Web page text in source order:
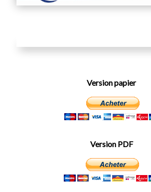
Version papier
Version PDF